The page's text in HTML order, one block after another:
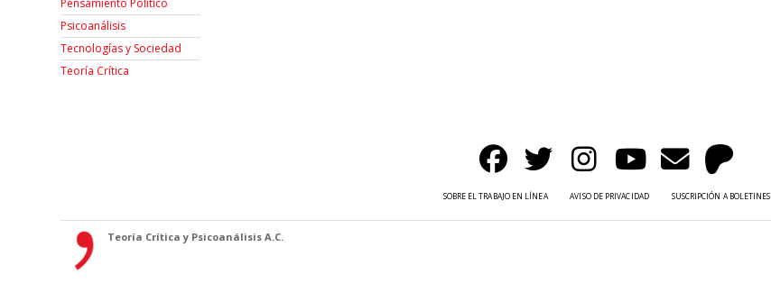
Pensamiento Político
Psicoanálisis
Tecnologías y Sociedad
Teoría Crítica
SOBRE EL TRABAJO EN LÍNEA AVISO DE PRIVACIDAD SUSCRIPCIÓN A BOLETINES
Teoría Crítica y Psicoanálisis A.C.